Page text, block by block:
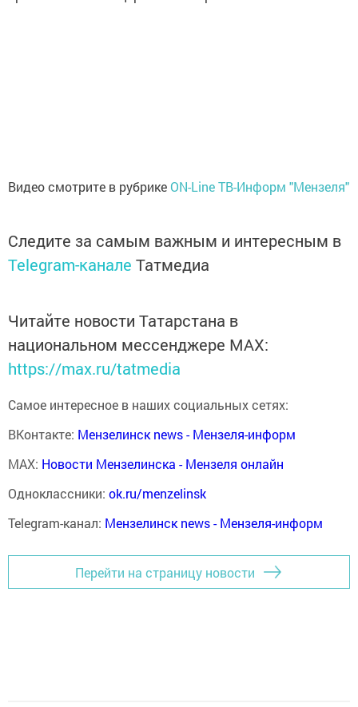
Видео смотрите в рубрике ON-Line ТВ-Информ "Мензеля"
Следите за самым важным и интересным в
Telegram-канале Татмедиа
Читайте новости Татарстана в
национальном мессенджере MАХ:
https://max.ru/tatmedia
Самое интересное в наших социальных сетях:
ВКонтакте: Мензелинск news - Мензеля-информ
MAX: Новости Мензелинска - Мензеля онлайн
Одноклассники: ok.ru/menzelinsk
Telegram-канал: Мензелинск news - Мензеля-информ
Перейти на страницу новости